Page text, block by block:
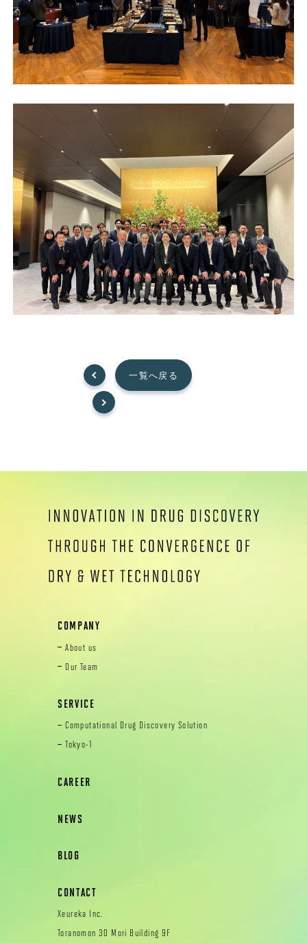
一覧へ戻る
COMPANY
About us
Our Team
SERVICE
Computational Drug Discovery Solution
Tokyo-1
CAREER
NEWS
BLOG
CONTACT
Xeureka Inc.
Toranomon 30 Mori Building 9F